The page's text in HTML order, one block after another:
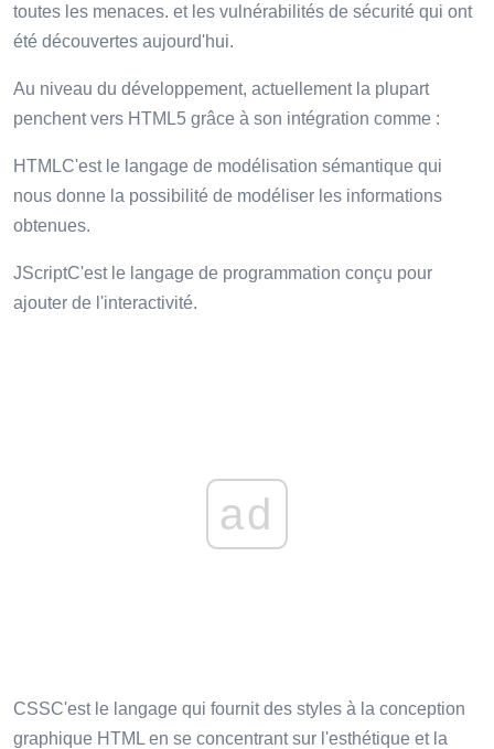
toutes les menaces. et les vulnérabilités de sécurité qui ont
été découvertes aujourd'hui.
Au niveau du développement, actuellement la plupart
penchent vers HTML5 grâce à son intégration comme :
HTMLC'est le langage de modélisation sémantique qui
nous donne la possibilité de modéliser les informations
obtenues.
JScriptC'est le langage de programmation conçu pour
ajouter de l'interactivité.
ad
CSSC'est le langage qui fournit des styles à la conception
graphique HTML en se concentrant sur l'esthétique et la